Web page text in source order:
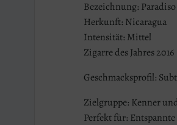
Bezeichnung:
Herkunft: Nicaragua
Intensität: Mittel
Zigarre des Jahres 2016
Geschmacksprofil:
Zielgruppe: Kenner
Perfekt für: